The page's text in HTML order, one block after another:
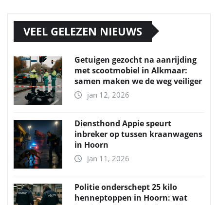
VEEL GELEZEN NIEUWS
Getuigen gezocht na aanrijding
met scootmobiel in Alkmaar:
samen maken we de weg veiliger
jan 12, 2026
Diensthond Appie speurt
inbreker op tussen kraanwagens
in Hoorn
jan 11, 2026
Politie onderschept 25 kilo
henneptoppen in Hoorn: wat